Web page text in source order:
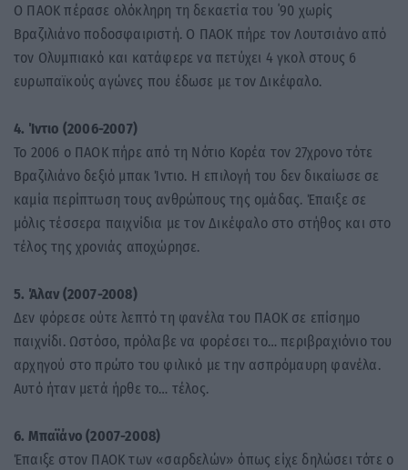
Ο ΠΑΟΚ πέρασε ολόκληρη τη δεκαετία του ΄90 χωρίς
Βραζιλιάνο ποδοσφαιριστή. Ο ΠΑΟΚ πήρε τον Λουτσιάνο από
τον Ολυμπιακό και κατάφερε να πετύχει 4 γκολ στους 6
ευρωπαϊκούς αγώνες που έδωσε με τον Δικέφαλο.
4. Ίντιο (2006-2007)
Το 2006 ο ΠΑΟΚ πήρε από τη Νότιο Κορέα τον 27χρονο τότε
Βραζιλιάνο δεξιό μπακ Ίντιο. Η επιλογή του δεν δικαίωσε σε
καμία περίπτωση τους ανθρώπους της ομάδας. Έπαιξε σε
μόλις τέσσερα παιχνίδια με τον Δικέφαλο στο στήθος και στο
τέλος της χρονιάς αποχώρησε.
5. Άλαν (2007-2008)
Δεν φόρεσε ούτε λεπτό τη φανέλα του ΠΑΟΚ σε επίσημο
παιχνίδι. Ωστόσο, πρόλαβε να φορέσει το… περιβραχιόνιο του
αρχηγού στο πρώτο του φιλικό με την ασπρόμαυρη φανέλα.
Αυτό ήταν μετά ήρθε το… τέλος.
6. Μπαϊάνο (2007-2008)
Έπαιξε στον ΠΑΟΚ των «σαρδελών» όπως είχε δηλώσει τότε ο